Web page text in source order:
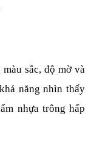
sắc, độ mờ và
năng nhìn thấy
nhựa trông hấp